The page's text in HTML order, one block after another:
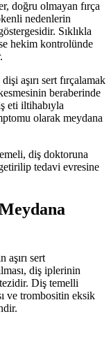
doğru olmayan fırça
nedenlerin
Sıklıkla
hekim kontrolünde
aşırı sert fırçalamak
beraberinde
eti iltihabıyla
olarak meydana
diş doktoruna
tedavi evresine
aşırı sert
diş iplerinin
Diş temelli
ve trombositin eksik